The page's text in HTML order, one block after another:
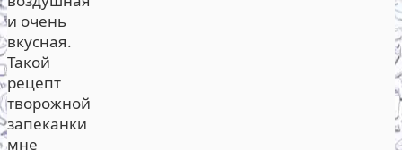
и очень
вкусная.
Такой
рецепт
творожной
запеканки
мне